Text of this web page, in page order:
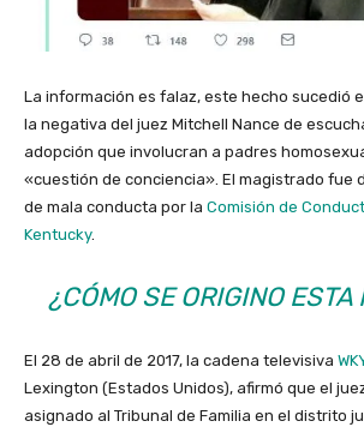
La información es falaz, este hecho sucedió
la negativa del juez Mitchell Nance de
adopción que involucran a padres
«cuestión de conciencia». El magistrado fue
de mala conducta por la Comisión de
Kentucky.
¿CÓMO SE ORIGINO
El 28 de abril de 2017, la cadena televisiva
Lexington (Estados Unidos), afirmó que el
asignado al Tribunal de Familia en el distrito